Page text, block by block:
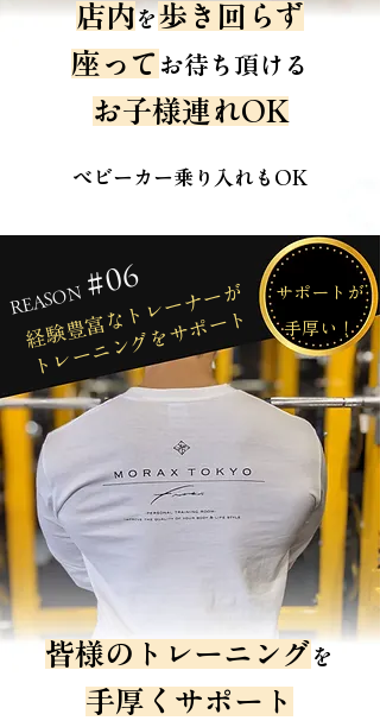
店内 を 歩き回らず
座って お待ち頂ける
お子様連れOK
ベビーカー乗り入れもOK
REASON #06
経験豊富なトレーナーが
トレーニングをサポート
サポートが
​手厚い！
皆様のトレーニング を
手厚くサポート